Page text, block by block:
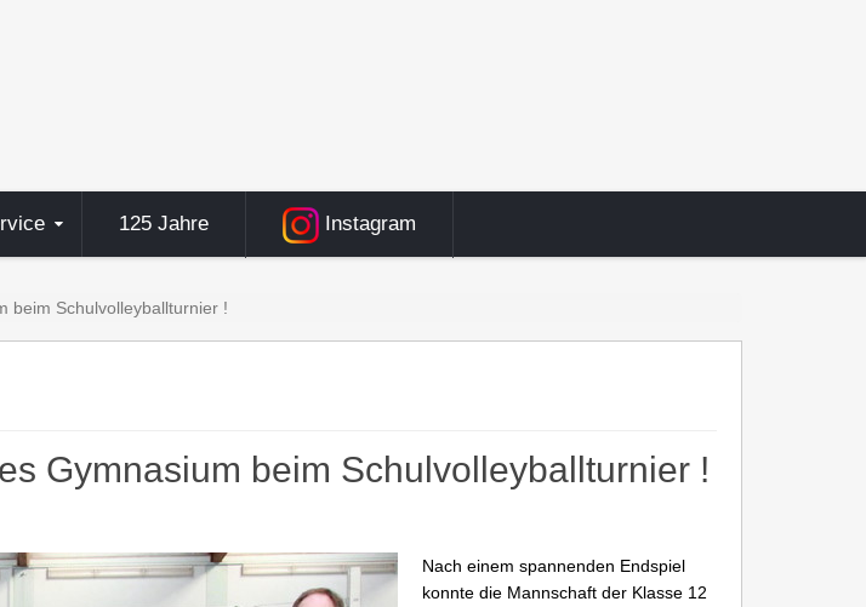
125 Jahre Instagram
beim Schulvolleyballturnier !
Gymnasium beim Schulvolleyballturnier !
Nach einem spannenden Endspiel
konnte die Mannschaft der Klasse 12